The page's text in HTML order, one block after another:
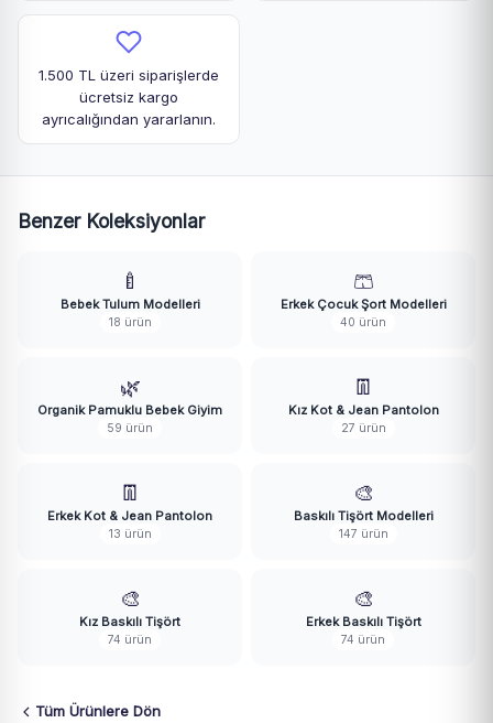
1.500 TL üzeri siparişlerde
ücretsiz kargo
ayrıcalığından yararlanın.
Benzer Koleksiyonlar
🍼
Bebek Tulum Modelleri
18 ürün
🩳
Erkek Çocuk Şort Modelleri
40 ürün
🌿
Organik Pamuklu Bebek Giyim
59 ürün
👖
Kız Kot & Jean Pantolon
27 ürün
👖
Erkek Kot & Jean Pantolon
13 ürün
🎨
Baskılı Tişört Modelleri
147 ürün
🎨
Kız Baskılı Tişört
74 ürün
🎨
Erkek Baskılı Tişört
74 ürün
Tüm Ürünlere Dön